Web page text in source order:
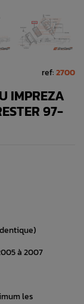
ref:2700
IMPREZA
97-
à 2007
les